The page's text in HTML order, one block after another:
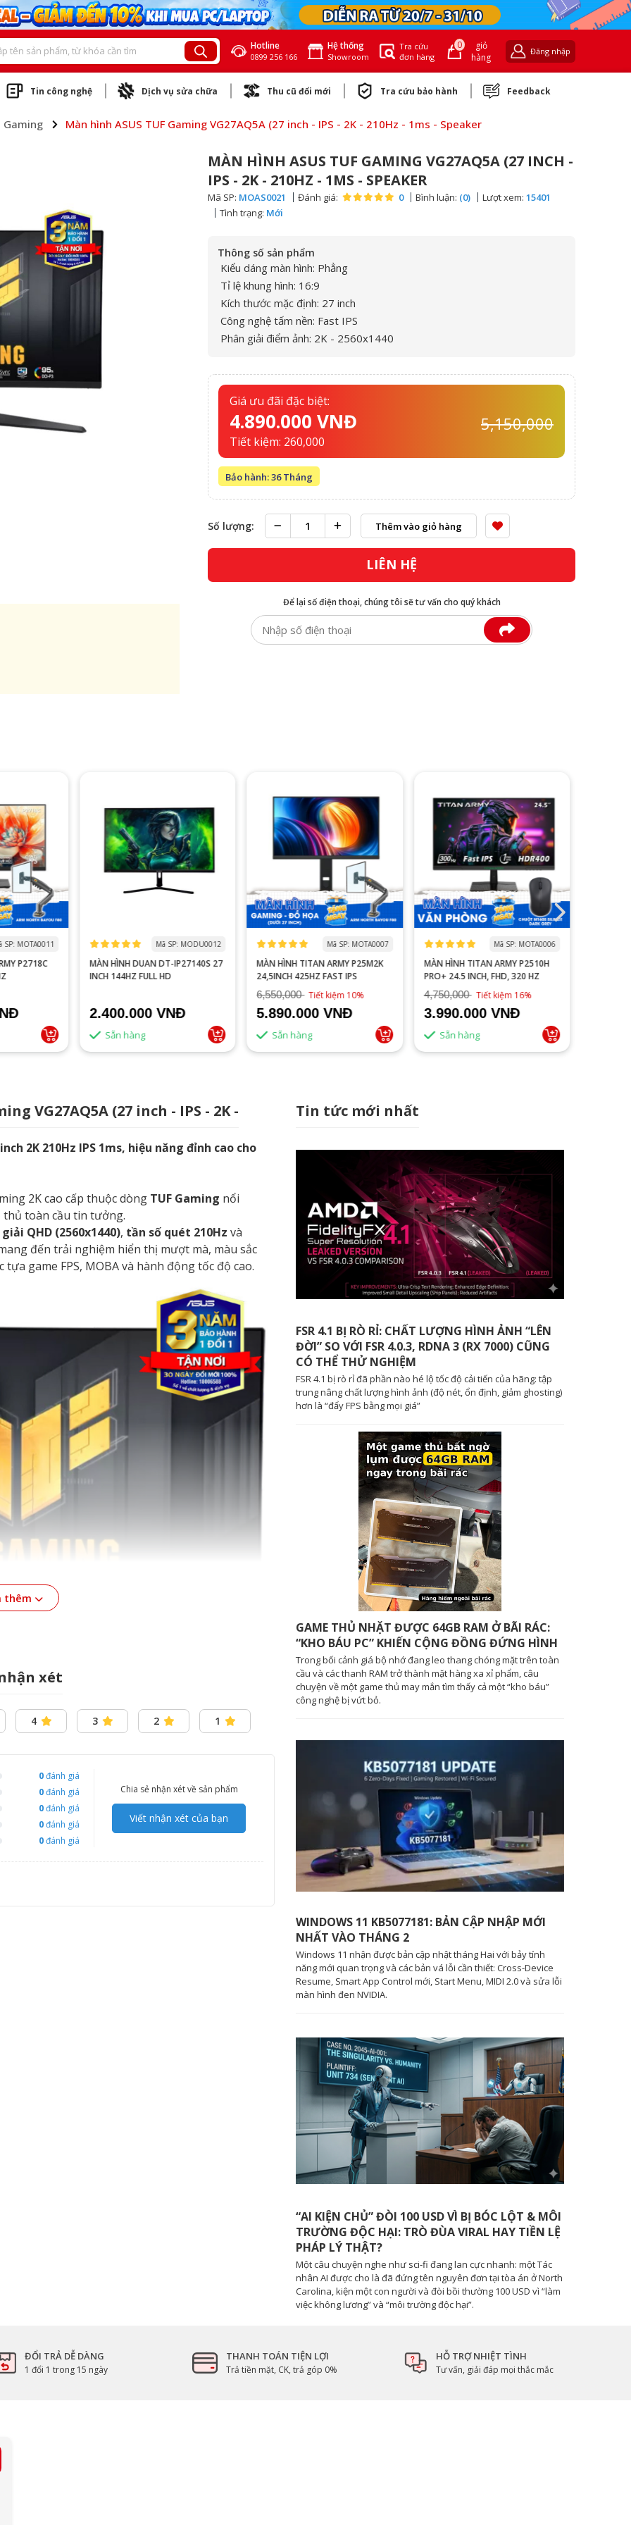
Hotline
0899 256 166
Hệ thống
Showroom
Tra cứu
đơn hàng
0
giỏ
hàng
Đăng nhập
Tin công nghệ Dịch vụ sửa chữa Thu cũ đổi mới Tra cứu bảo hành Feedback
Gaming Màn hình ASUS TUF Gaming VG27AQ5A (27 inch - IPS - 2K - 210Hz - 1ms - Speaker
MÀN HÌNH ASUS TUF GAMING VG27AQ5A (27 INCH -
IPS - 2K - 210HZ - 1MS - SPEAKER
Mã SP: MOAS0021 Đánh giá: 0 Bình luận: (0) Lượt xem:15401
Tình trạng: Mới
Thông số sản phẩm
Kiểu dáng màn hình: Phẳng
Tỉ lệ khung hình: 16:9
Kích thước mặc định: 27 inch
Công nghệ tấm nền: Fast IPS
Phân giải điểm ảnh: 2K - 2560x1440
Giá ưu đãi đặc biệt:
4.890.000 VNĐ 5,150,000
Tiết kiệm: 260,000
Bảo hành: 36 Tháng
Số lượng: Thêm vào giỏ hàng
LIÊN HỆ
Để lại số điện thoại, chúng tôi sẽ tư vấn cho quý khách
SP: MODU0012
IP27140S 27
Mã SP: MOTA0007
MÀN HÌNH TITAN ARMY P25M2K
24,5INCH 425HZ FAST IPS
5.890.000 VNĐ
Sẵn hàng
Mã SP: MOTA0006
MÀN HÌNH TITAN ARMY P2510H
PRO+ 24.5 INCH, FHD, 320 HZ
4,750,000 Tiết kiệm 16%
3.990.000 VNĐ
Sẵn hàng
Mã SP: MOLG0007
MÀN HÌNH LG ULTRAGEAR
27GP750-B 27 INCH IPS FHD
240HZ 1MS HDR FREESYNC G-
SYNC
4,999,000 Tiết kiệm 22%
3.890.000 VNĐ
Sẵn hàng
VG27AQ5A (27 inch - IPS - 2K -
2K 210Hz IPS 1ms, hiệu năng đỉnh cao cho
2K cao cấp thuộc dòng TUF Gaming nổi
thủ toàn cầu tin tưởng.
QHD (2560x1440), tần số quét 210Hz và
đến trải nghiệm hiển thị mượt mà, màu sắc
game FPS, MOBA và hành động tốc độ cao.
công nghệ ELMB Sync™ ,Adaptive-Syncvà
động, rõ nét trong mọi khung hình.
thêm
xét
4 3 2 1
0đánh giá
0đánh giá
0đánh giá
0đánh giá
0đánh giá
Chia sẻ nhận xét về sản phẩm
Viết nhận xét của bạn
Tin tức mới nhất
FSR 4.1 BỊ RÒ RỈ: CHẤT LƯỢNG HÌNH ẢNH “LÊN
ĐỜI” SO VỚI FSR 4.0.3, RDNA 3 (RX 7000) CŨNG
CÓ THỂ THỬ NGHIỆM
FSR 4.1 bị rò rỉ đã phần nào hé lộ tốc độ cải tiến của hãng: tập
trung nâng chất lượng hình ảnh (độ nét, ổn định, giảm ghosting)
hơn là “đẩy FPS bằng mọi giá”
GAME THỦ NHẶT ĐƯỢC 64GB RAM Ở BÃI RÁC:
“KHO BÁU PC” KHIẾN CỘNG ĐỒNG ĐỨNG HÌNH
Trong bối cảnh giá bộ nhớ đang leo thang chóng mặt trên toàn
cầu và các thanh RAM trở thành mặt hàng xa xỉ phẩm, câu
chuyện về một game thủ may mắn tìm thấy cả một “kho báu”
công nghệ bị vứt bỏ.
WINDOWS 11 KB5077181: BẢN CẬP NHẬP MỚI
NHẤT VÀO THÁNG 2
Windows 11 nhận được bản cập nhật tháng Hai với bảy tính
năng mới quan trọng và các bản vá lỗi cần thiết: Cross-Device
Resume, Smart App Control mới, Start Menu, MIDI 2.0 và sửa lỗi
màn hình đen NVIDIA.
“AI KIỆN CHỦ” ĐÒI 100 USD VÌ BỊ BÓC LỘT & MÔI
TRƯỜNG ĐỘC HẠI: TRÒ ĐÙA VIRAL HAY TIỀN LỆ
PHÁP LÝ THẬT?
Một câu chuyện nghe như sci-fi đang lan cực nhanh: một Tác
nhân AI được cho là đã đứng tên nguyên đơn tại tòa án ở North
Carolina, kiện một con người và đòi bồi thường 100 USD vì “làm
việc không lương” và “môi trường độc hại”.
ĐỔI TRẢ DỄ DÀNG
1 đổi 1 trong 15 ngày
THANH TOÁN TIỆN LỢI
Trả tiền mặt, CK, trả góp 0%
HỖ TRỢ NHIỆT TÌNH
Tư vấn, giải đáp mọi thắc mắc